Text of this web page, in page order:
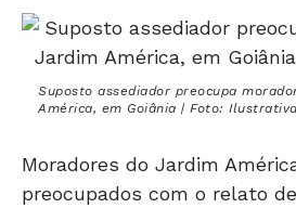
Suposto assediador preocupa
América, em Goiânia | Foto: Ilustrativa
Moradores do Jardim
preocupados com o relato